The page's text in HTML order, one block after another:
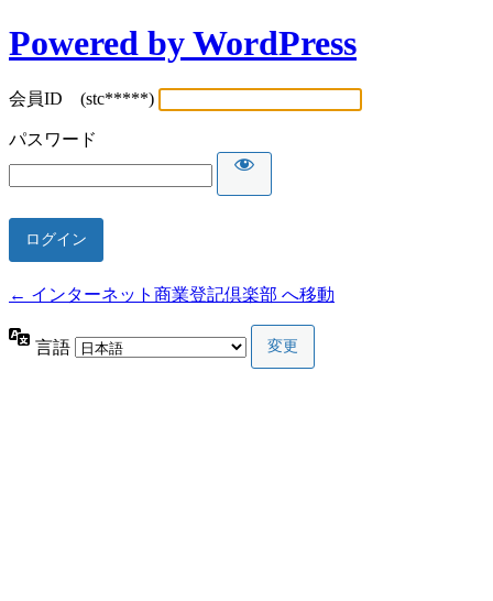
Powered by WordPress
会員ID (stc*****)
パスワード
← インターネット商業登記倶楽部 へ移動
言語